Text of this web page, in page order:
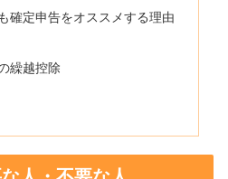
確定申告をオススメする理由
繰越控除